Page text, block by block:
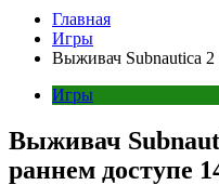
Главная
Игры
Выживач Subnautica 2
Игры
Выживач
раннем доступе